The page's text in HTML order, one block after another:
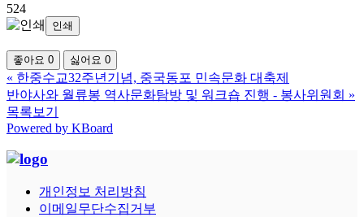
524
인쇄
좋아요 0 싫어요 0
« 한중수교32주년기념, 중국동포 민속문화 대축제
반야사와 월류봉 역사문화탐방 및 워크숍 진행 - 봉사위원회 »
목록보기
Powered by KBoard
개인정보 처리방침
이메일무단수집거부